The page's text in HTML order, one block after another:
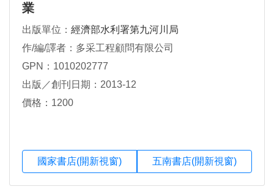
業
出版單位： 經濟部水利署第九河川局
作/編/譯者：多采工程顧問有限公司
GPN：1010202777
出版／創刊日期：2013-12
價格：1200
國家書店(開新視窗) 五南書店(開新視窗)